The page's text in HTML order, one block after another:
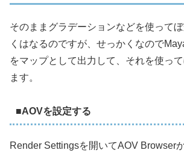
そのままグラデーションなどを使って
くはなるのですが、せっかくなので
をマップとして出力して、それを使っ
ます。
■AOVを設定する
Render Settingsを開いてAOV Browser